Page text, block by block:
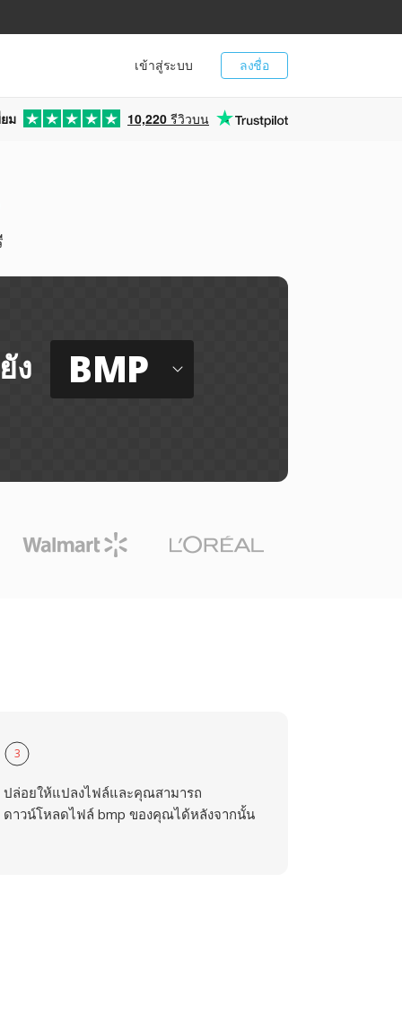
ลงชื่อ
เข้าสู่ระบบ
ม 10,220 รีวิวบน
ง BMP
3
ปล่อยให้แปลงไฟล์และคุณสามารถ
ดาวน์โหลดไฟล์ bmp ของคุณได้หลังจากนั้น